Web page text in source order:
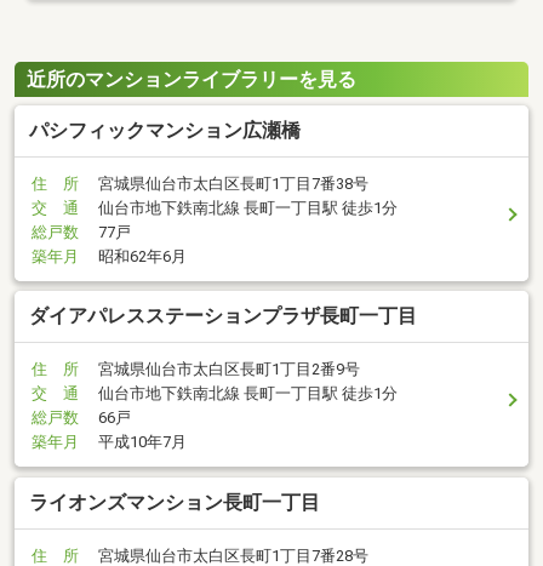
近所のマンションライブラリーを見る
パシフィックマンション広瀬橋
住 所
宮城県仙台市太白区長町1丁目7番38号
交 通
仙台市地下鉄南北線 長町一丁目駅 徒歩1分
総戸数
77戸
築年月
昭和62年6月
ダイアパレスステーションプラザ長町一丁目
住 所
宮城県仙台市太白区長町1丁目2番9号
交 通
仙台市地下鉄南北線 長町一丁目駅 徒歩1分
総戸数
66戸
築年月
平成10年7月
ライオンズマンション長町一丁目
住 所
宮城県仙台市太白区長町1丁目7番28号